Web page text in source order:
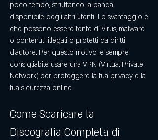
poco tempo, sfruttando la banda
disponibile degli altri utenti. Lo svantaggio è
che possono essere fonte di virus, malware
o contenuti illegali o protetti da diritti
d'autore. Per questo motivo, è sempre
consigliabile usare una VPN (Virtual Private
Network) per proteggere la tua privacy e la
tua sicurezza online.
Come Scaricare la
Discografia Completa di